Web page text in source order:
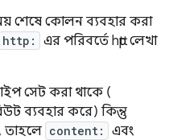
শেষে কোলন ব্যবহার করা
http:
এর পরিবর্তে http লেখা
সেট করা থাকে (
ব্যবহার করে) কিন্তু
তাহলে content: এবং